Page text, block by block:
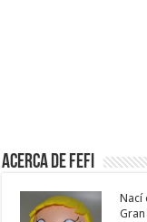
Acerca de Fefi
Nací